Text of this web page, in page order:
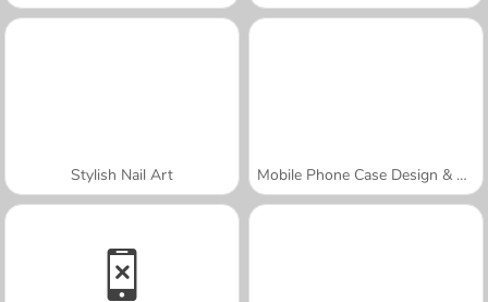
Stylish Nail Art Mobile Phone Case Design & DIY